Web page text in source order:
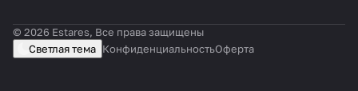
© 2026 Estares, Все права защищены
Светлая тема КонфиденциальностьОферта